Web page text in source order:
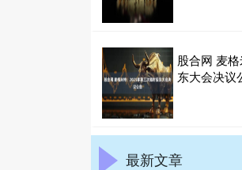
股合网 麦
东大会决议
最新文章